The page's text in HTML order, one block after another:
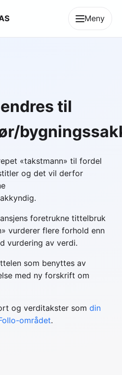
Meny
til
«takstmann» til fordel
og det vil derfor
foretrukne tittelbruk
vurderer flere forhold enn
vurdering av verdi.
som benyttes av
med ny forskrift om
og verditakster som din
området.